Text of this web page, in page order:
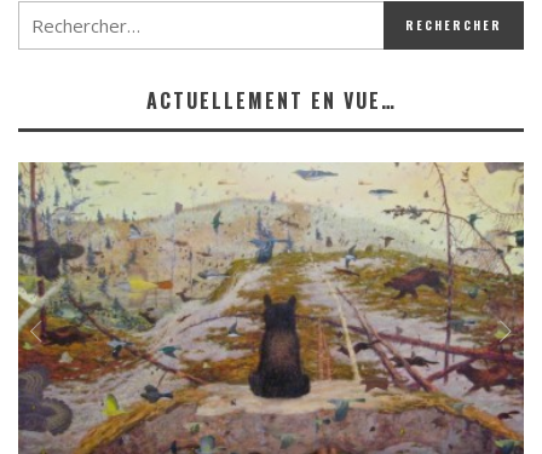
ACTUELLEMENT EN VUE…